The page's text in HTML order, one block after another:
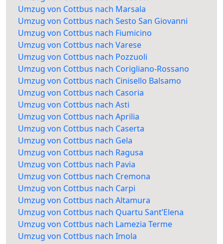
Umzug von Cottbus nach Marsala
Umzug von Cottbus nach Sesto San Giovanni
Umzug von Cottbus nach Fiumicino
Umzug von Cottbus nach Varese
Umzug von Cottbus nach Pozzuoli
Umzug von Cottbus nach Corigliano-Rossano
Umzug von Cottbus nach Cinisello Balsamo
Umzug von Cottbus nach Casoria
Umzug von Cottbus nach Asti
Umzug von Cottbus nach Aprilia
Umzug von Cottbus nach Caserta
Umzug von Cottbus nach Gela
Umzug von Cottbus nach Ragusa
Umzug von Cottbus nach Pavia
Umzug von Cottbus nach Cremona
Umzug von Cottbus nach Carpi
Umzug von Cottbus nach Altamura
Umzug von Cottbus nach Quartu Sant’Elena
Umzug von Cottbus nach Lamezia Terme
Umzug von Cottbus nach Imola